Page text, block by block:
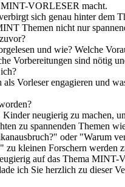
MINT-VORLESER macht.
sich genau hinter dem
Themen nicht nur
und wie? Welche
Vorbereitungen sind nötig
Vorleser engagieren und
Kinder neugierig zu machen,
zu spannenden Themen
oder "Warum
zu kleinen Forschern werden
auf das Thema MINT-
ich Sie herzlich zu dieser